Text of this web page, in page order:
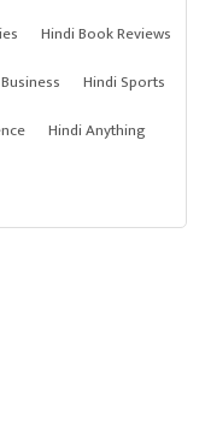
Hindi Book Reviews
Hindi Sports
Hindi Anything